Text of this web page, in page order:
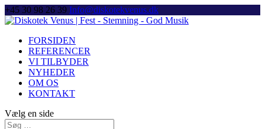
+45 30 98 26 39 Info@diskotekvenus.dk
FORSIDEN
REFERENCER
VI TILBYDER
NYHEDER
OM OS
KONTAKT
Vælg en side